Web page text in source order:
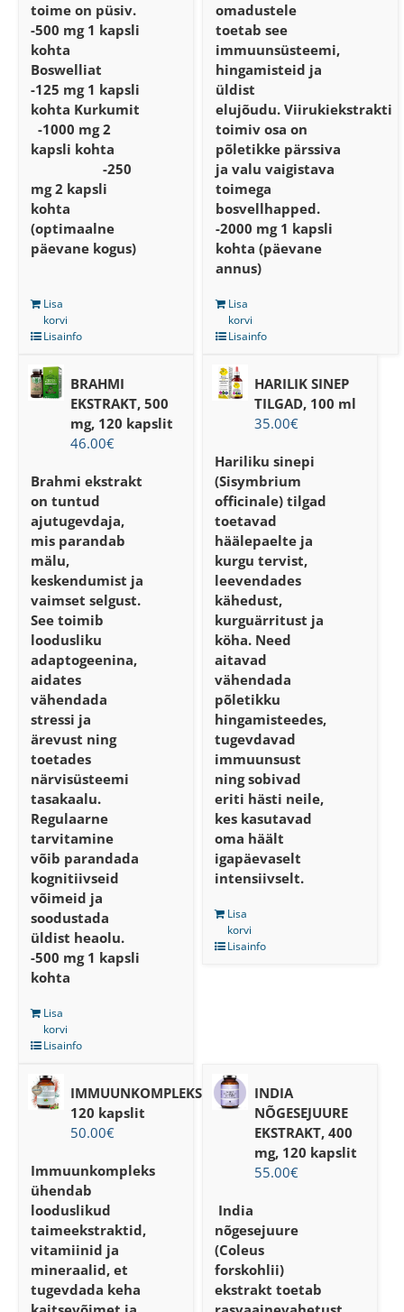
toime on püsiv.
-500 mg 1 kapsli
kohta
Boswelliat
-125 mg 1 kapsli
kohta Kurkumit
-1000 mg 2
kapsli kohta
-250
mg 2 kapsli
kohta
(optimaalne
päevane kogus)
Lisa
korvi
Lisainfo
omadustele
toetab see
immuunsüsteemi,
hingamisteid ja
üldist
elujõudu. Viirukiekstrakti
toimiv osa on
põletikke pärssiva
ja valu vaigistava
toimega
bosvellhapped.
-2000 mg 1 kapsli
kohta (päevane
annus)
Lisa
korvi
Lisainfo
BRAHMI
EKSTRAKT, 500
mg, 120 kapslit
46.00€
Brahmi ekstrakt
on tuntud
ajutugevdaja,
mis parandab
mälu,
keskendumist ja
vaimset selgust.
See toimib
loodusliku
adaptogeenina,
aidates
vähendada
stressi ja
ärevust ning
toetades
närvisüsteemi
tasakaalu.
Regulaarne
tarvitamine
võib parandada
kognitiivseid
võimeid ja
soodustada
üldist heaolu.
-500 mg 1 kapsli
kohta
Lisa
korvi
Lisainfo
HARILIK SINEP
TILGAD, 100 ml
35.00€
Hariliku sinepi
(Sisymbrium
officinale) tilgad
toetavad
häälepaelte ja
kurgu tervist,
leevendades
kähedust,
kurguärritust ja
köha. Need
aitavad
vähendada
põletikku
hingamisteedes,
tugevdavad
immuunsust
ning sobivad
eriti hästi neile,
kes kasutavad
oma häält
igapäevaselt
intensiivselt.
Lisa
korvi
Lisainfo
IMMUUNKOMPLEKS,
120 kapslit
50.00€
Immuunkompleks
ühendab
looduslikud
taimeekstraktid,
vitamiinid ja
mineraalid, et
tugevdada keha
INDIA
NÕGESEJUURE
EKSTRAKT, 400
mg, 120 kapslit
55.00€
India
nõgesejuure
(Coleus
forskohlii)
ekstrakt toetab